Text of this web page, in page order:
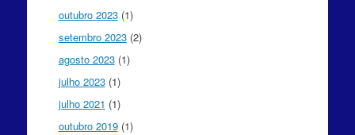
outubro 2023(1)
setembro 2023(2)
agosto 2023(1)
julho 2023(1)
julho 2021 (1)
outubro 2019(1)